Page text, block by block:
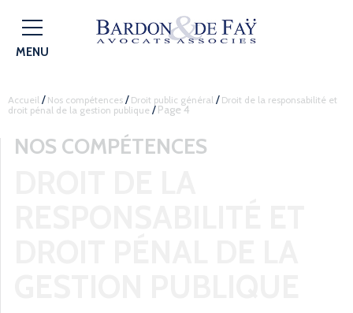
MENU
Accueil / Nos compétences / Droit public général / Droit de la responsabilité et
droit pénal de la gestion publique /Page 4
NOS COMPÉTENCES